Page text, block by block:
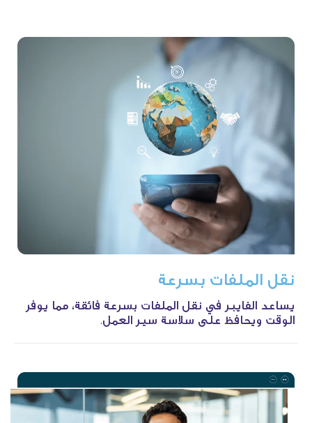
نقل الملفات بسرعة
يساعد الفايبر في نقل الملفات بسرعة فائقة، مما يوفر
الوقت ويحافظ على سلاسة سير العمل.